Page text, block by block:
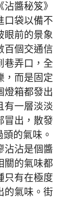
醬秘笈》
口袋以備不
眼前的景象
百個交通信
巷弄口，全
，而是固定
燈箱都發出
有一層淡淡
冒出，散發
的氣味。
沾沾是個醬
關的氣味都
只有在極度
的氣味。街